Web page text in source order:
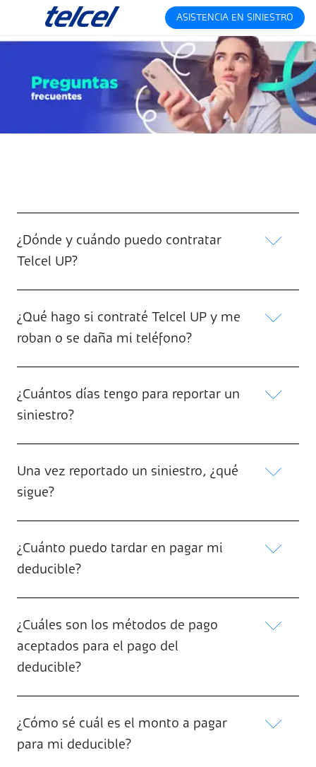
ASISTENCIA EN SINIESTRO
¿Dónde y cuándo puedo contratar
Telcel UP?
¿Qué hago si contraté Telcel UP y me
roban o se daña mi teléfono?
¿Cuántos días tengo para reportar un
siniestro?
Una vez reportado un siniestro, ¿qué
sigue?
¿Cuánto puedo tardar en pagar mi
deducible?
¿Cuáles son los métodos de pago
aceptados para el pago del
deducible?
¿Cómo sé cuál es el monto a pagar
para mi deducible?